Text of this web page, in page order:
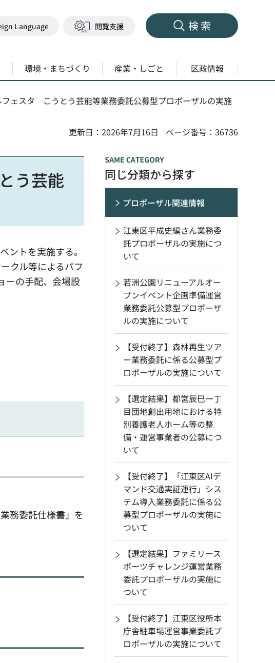
Language 閲覧支援 検索
環境・まちづくり 産業・しごと 区政情報
ェスタ こうとう芸能等業務委託公募型プロポーザルの実施
更新日：2026年7月16日
ページ番号：36736
う芸能
ントを実施する。
クル等によるパフ
ーの手配、会場設
務委託仕様書」を
同じ分類から探す
プロポーザル関連情報
江東区平成史編さん業務委
託プロポーザルの実施につ
いて
若洲公園リニューアルオー
プンイベント企画準備運営
業務委託公募型プロポーザ
ルの実施について
【受付終了】森林再生ツア
ー業務委託に係る公募型プ
ロポーザルの実施について
【選定結果】都営辰巳一丁
目団地創出用地における特
別養護老人ホーム等の整
備・運営事業者の公募につ
いて
【受付終了】「江東区AIデ
マンド交通実証運行」シス
テム導入業務委託に係る公
募型プロポーザルの実施に
ついて
【選定結果】ファミリース
ポーツチャレンジ運営業務
委託プロポーザルの実施に
ついて
【受付終了】江東区役所本
庁舎駐車場運営事業委託プ
ロポーザルの実施について